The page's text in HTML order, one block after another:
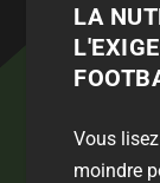
LA
Vous
moindre